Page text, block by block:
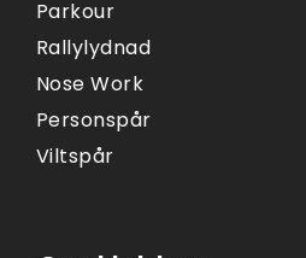
Parkour
Rallylydnad
Nose Work
Personspår
Viltspår